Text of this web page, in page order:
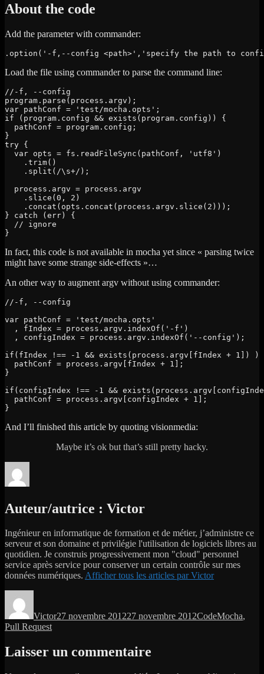
About the code
Add the parameter with commander:
.option('-f,--config <path>','specify the path to
Load the file using commander to parse the command line:
//-f, --config
program.parse(process.argv);
var pathConf = 'test/mocha.opts';
if (program.config && exists(program.config)) {
pathConf = program.config;
}
try {
  var opts = fs.readFileSync(pathConf, 'utf8')
    .trim()
    .split(/\s+/);
  process.argv = process.argv
    .slice(0, 2)
    .concat(opts.concat(process.argv.slice(2)));
} catch (err) {
  // ignore
}
In fact, this code is not available in mocha yet since « parsing twice
might have some strange side-effects »…
An other way to augment argv without using commander:
//-f, --config
var pathConf = 'test/mocha.opts'
  , fIndex = process.argv.indexOf('-f')
  , configIndex = process.argv.indexOf('--config');
if(fIndex !== -1 && exists(process.argv[fIndex + 1]) )
  pathConf = process.argv[fIndex + 1];
}
if(configIndex !== -1 &&
  pathConf = process.argv[configIndex + 1];
}
And I’ll finished this article by quoting visionmedia:
Maybe it’s ok but that’s still pretty hacky.
Auteur/autrice : Victor
Ingénieur en informatique de formation et de métier, j’administre ce
serveur et son domaine et privilégie l'utilisation de logiciels libres au
quotidien. Je construis progressivement mon "cloud" personnel
service après service pour conserver un certain contrôle sur mes
données numériques. Afficher tous les articles par Victor
Victor27 novembre 201227 novembre 2012CodeMocha,
Pull Request
Laisser un commentaire